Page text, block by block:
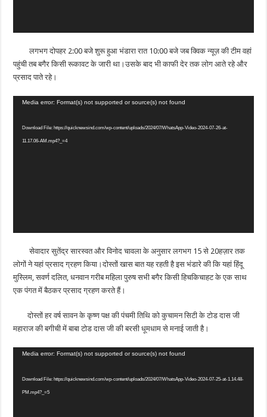
लगभग दोपहर 2:00 बजे शुरू हुआ भंडारा रात 10:00 बजे जब क्विक न्यूज़ की टीम वहां
पहुंची तब बगैर किसी रूकावट के जारी था।उसके बाद भी काफी देर तक लोग आते रहे और
प्रसाद पाते रहे।
Video
Media error: Format(s) not supported or source(s) not found
Download File: https://quicknewsind.com/wp-content/uploads/2024/07/WhatsApp-Video-2024-07-26-at-
11.17.06-AM.mp4?_=4
सेवादार सुतेंद्र सारस्वत और विनोद चावला के अनुसार लगभग 15 से 20हज़ार तक
लोगों ने यहां प्रसाद ग्रहण किया।दोस्तों खास बात यह रहती है इस भंडारे की कि यहां हिंदू
मुस्लिम, सवर्ण दलित, धनवान गरीब महिला पुरुष सभी बगैर किसी हिचकिचाहट के एक साथ
एक पंगत में बैठकर प्रसाद ग्रहण करते हैं।
दोस्तों हर वर्ष सावन के कृष्ण पक्ष की पंचमी तिथि को कुचामन सिटी के टोड दास जी
महाराज की बगीची में बाबा टोड दास जी की बरसी धूमधाम से मनाई जाती है।
Video
Media error: Format(s) not supported or source(s) not found
Download File: https://quicknewsind.com/wp-content/uploads/2024/07/WhatsApp-Video-2024-07-25-at-1.14.48-
PM.mp4?_=5